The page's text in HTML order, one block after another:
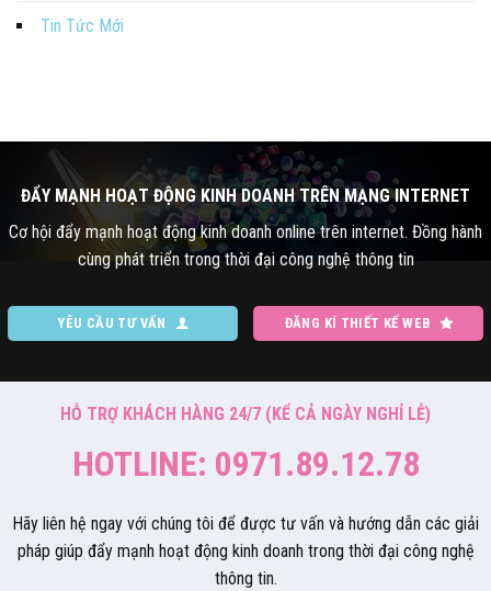
Tin Tức Mới
ĐẨY MẠNH HOẠT ĐỘNG KINH DOANH TRÊN MẠNG INTERNET
Cơ hội đẩy mạnh hoạt động kinh doanh online trên internet. Đồng hành
cùng phát triển trong thời đại công nghệ thông tin
YÊU CẦU TƯ VẤN ĐĂNG KÍ THIẾT KẾ WEB
HỖ TRỢ KHÁCH HÀNG 24/7 (KỂ CẢ NGÀY NGHỈ LỄ)
HOTLINE: 0971.89.12.78
Hãy liên hệ ngay với chúng tôi để được tư vấn và hướng dẫn các giải
pháp giúp đẩy mạnh hoạt động kinh doanh trong thời đại công nghệ
thông tin.